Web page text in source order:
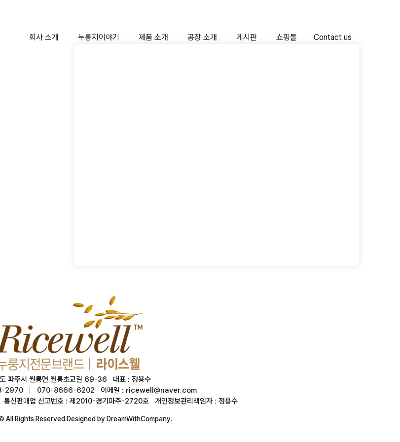
회사 소개 누룽지이야기 제품 소개 공장 소개 게시판 쇼핑몰 Contact us
파주시 월롱면 월롱초교길 69-36 대표 : 정용수
2970 070-8666-6202 이메일 : ricewell@naver.com
신판매업 신고번호 : 제2010-경기파주-2720호 개인정보관리책임자 : 정용수
All Rights Reserved.Designed by DreamWithCompany.